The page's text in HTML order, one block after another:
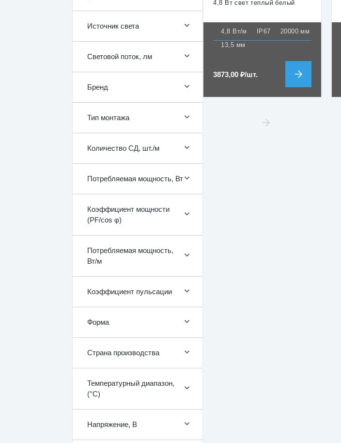
Источник света
Световой поток, лм
Бренд
Тип монтажа
Количество СД, шт./м
Потребляемая мощность, Вт
Коэффициент мощности
(PF/cos φ)
Потребляемая мощность,
Вт/м
Коэффициент пульсации
Форма
Страна производства
Температурный диапазон,
(°C)
Напряжение, В
4,8 Вт свет теплый белый
4,8 Вт/м IP67
20000 мм
13,5 мм
3873,00₽/шт.